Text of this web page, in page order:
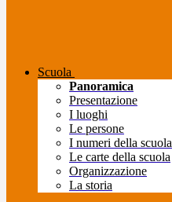
Scuola
Panoramica
Presentazione
I luoghi
Le persone
I numeri della scuola
Le carte della scuola
Organizzazione
La storia